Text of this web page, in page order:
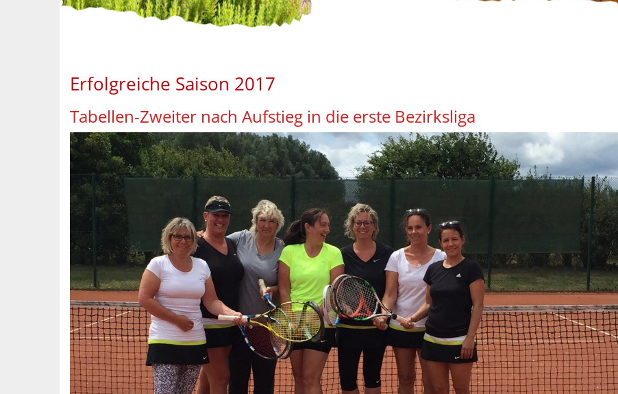
Erfolgreiche Saison 2017
Tabellen-Zweiter nach Aufstieg in die erste Bezirksliga